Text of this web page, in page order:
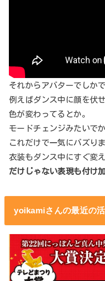
それからアバターでしか
例えばダンス中に顔を伏
色が変わってるとか。
モードチェンジみたいで
これだけで一気にバズり
衣装もダンス中にすぐ変
だけじゃない表現も付け
yoikamiさんの最近の